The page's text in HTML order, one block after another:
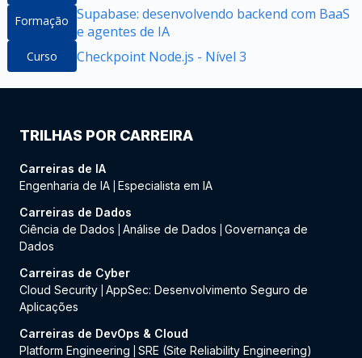
Formação Supabase: desenvolvendo backend com BaaS
e agentes de IA
Curso Checkpoint Node.js - Nível 3
TRILHAS POR CARREIRA
Carreiras de IA
Engenharia de IA Especialista em IA
Carreiras de Dados
Ciência de Dados
Análise de Dados
Governança de
Dados
Carreiras de Cyber
Cloud Security AppSec: Desenvolvimento Seguro de
Aplicações
Carreiras de DevOps & Cloud
Platform Engineering
SRE (Site Reliability Engineering)